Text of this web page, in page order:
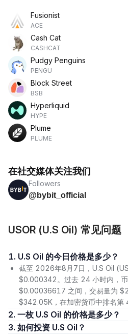
Fusionist
ACE
Cash Cat
CASHCAT
Pudgy Penguins
PENGU
Block Street
BSB
Hyperliquid
HYPE
Plume
PLUME
在社交媒体关注我们
Followers
@bybit_official
USOR (U.S Oil) 常见问题
1. U.S Oil 的今日价格是多少？
截至 2026年8月7日，U.S Oil
$0.000342。过去 24 小时内，
$0.00036617 之间，交易量为
$342.05K，在加密货币中排名第
2. 一枚 U.S Oil 的价格是多少？
3. 如何投资 U.S Oil？